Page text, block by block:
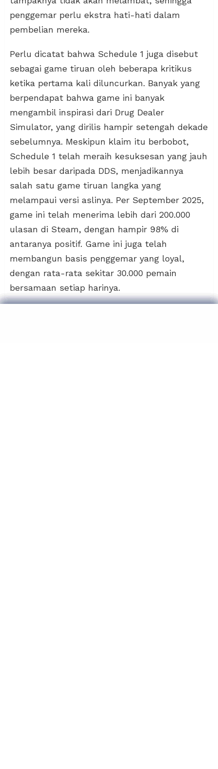
penggemar perlu ekstra hati-hati dalam
pembelian mereka.
Perlu dicatat bahwa Schedule 1 juga disebut
sebagai game tiruan oleh beberapa kritikus
ketika pertama kali diluncurkan. Banyak yang
berpendapat bahwa game ini banyak
mengambil inspirasi dari Drug Dealer
Simulator, yang dirilis hampir setengah dekade
sebelumnya. Meskipun klaim itu berbobot,
Schedule 1 telah meraih kesuksesan yang jauh
lebih besar daripada DDS, menjadikannya
salah satu game tiruan langka yang
melampaui versi aslinya. Per September 2025,
game ini telah menerima lebih dari 200.000
ulasan di Steam, dengan hampir 98% di
antaranya positif. Game ini juga telah
membangun basis penggemar yang loyal,
dengan rata-rata sekitar 30.000 pemain
bersamaan setiap harinya.